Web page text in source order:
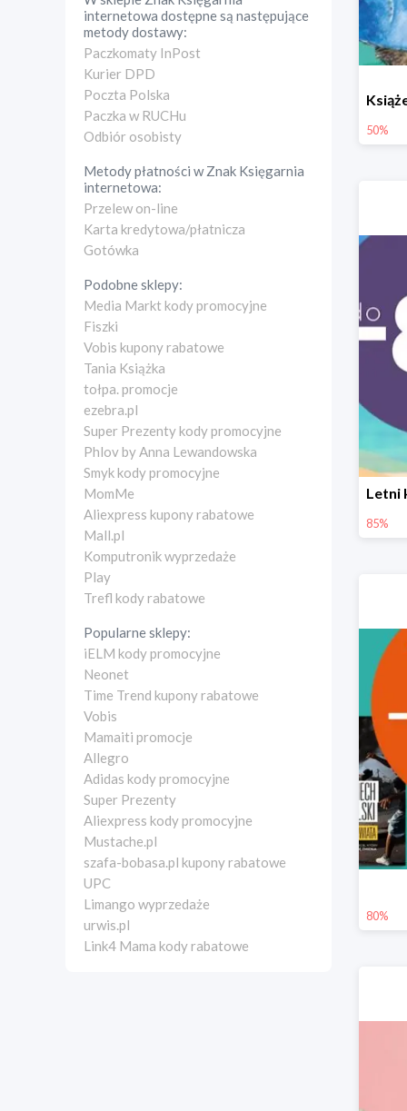
internetowa dostępne są następujące
metody dostawy:
Paczkomaty InPost
Kurier DPD
Poczta Polska
Paczka w RUCHu
Odbiór osobisty
Metody płatności wZnak Księgarnia
internetowa:
Przelew on-line
Karta kredytowa/płatnicza
Gotówka
Podobne sklepy:
Media Markt kody promocyjne
Fiszki
Vobis kupony rabatowe
Tania Książka
tołpa. promocje
ezebra.pl
Super Prezenty kody promocyjne
Phlov by Anna Lewandowska
Smyk kody promocyjne
MomMe
Aliexpress kupony rabatowe
Mall.pl
Komputronik wyprzedaże
Play
Trefl kody rabatowe
Popularne sklepy:
iELM kody promocyjne
Neonet
Time Trend kupony rabatowe
Vobis
Mamaiti promocje
Allegro
Adidas kody promocyjne
Super Prezenty
Aliexpress kody promocyjne
Mustache.pl
szafa-bobasa.pl kupony rabatowe
UPC
Limango wyprzedaże
urwis.pl
Link4 Mama kody rabatowe
50%
85%
80%